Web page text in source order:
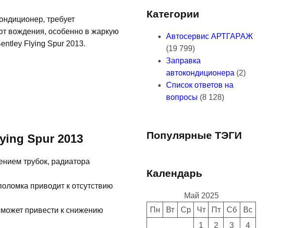
требует
вождения, особенно в жаркую
Flying Spur 2013.
Spur 2013
трубок, радиатора
приводит к отсутствию
привести к снижению
Категории
Автосервис АРТГАРАЖ
(19 799)
Заправка
автокондиционера (2)
Список ответов на
вопросы (8 128)
Популярные ТЭГИ
Календарь
Май 2025
Пн
Вт Ср Чт Пт Сб
Вс
1
2 3
4